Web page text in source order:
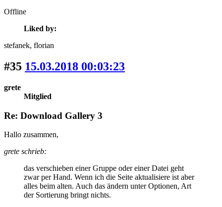
Offline
Liked by:
stefanek, florian
#35 15.03.2018 00:03:23
grete
Mitglied
Re: Download Gallery 3
Hallo zusammen,
grete schrieb:
das verschieben einer Gruppe oder einer Datei geht
zwar per Hand. Wenn ich die Seite aktualisiere ist aber
alles beim alten. Auch das ändern unter Optionen, Art
der Sortierung bringt nichts.